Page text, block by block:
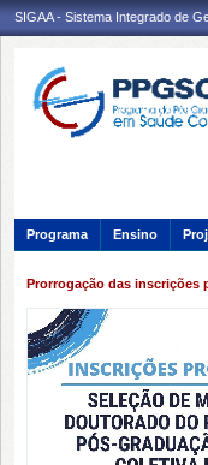
SIGAA - Sistema Integrado de
Programa Ensino
Prorrogação das inscrições